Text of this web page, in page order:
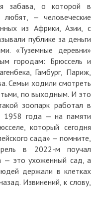
забава, о которой в
— человеческие
из Африки, Азии, с
публике за деньги
«Туземные деревни»
городам: Брюссель и
Гамбург, Париж,
Семьи ходили смотреть
по выходным. И это
зоопарк работал в
1958 года — на памяти
который сегодня
сада» — помните,
в 2022-м поучал
— это ухоженный сад, а
держали в клетках
Извинений, к слову,